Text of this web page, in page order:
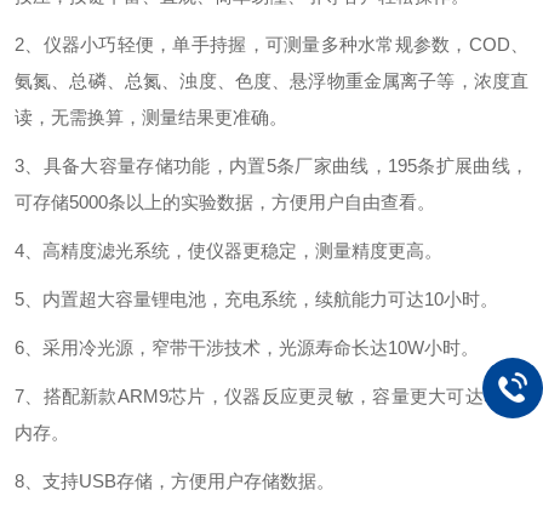
2、 仪器小巧轻便，单手持握， 可测量多种水常规参数 ， COD
氨氮
总磷、 总氮 、浊度、 色度 、悬浮物重金属离子等 ， 浓度直
读 ， 无需换算， 测量结果更准确。
3、 具备大容量存储功能 ， 内置5条厂家曲线 ， 195条扩展曲线 ，
可存储5000条以上的实验数据 ， 方便用户自由查看。
4、 高精度滤光系统，使仪器更稳定，测量精度更高。
5、 内置超大容量锂电池，充电系统，续航能力可达10小时。
6、 采用冷光源，窄带干涉技术，光源寿命长达10W小时。
7、 搭配新款ARM9芯片，仪器反应更灵敏，容量更大可达500M
内存。
8、 支持USB存储，方便用户存储数据。